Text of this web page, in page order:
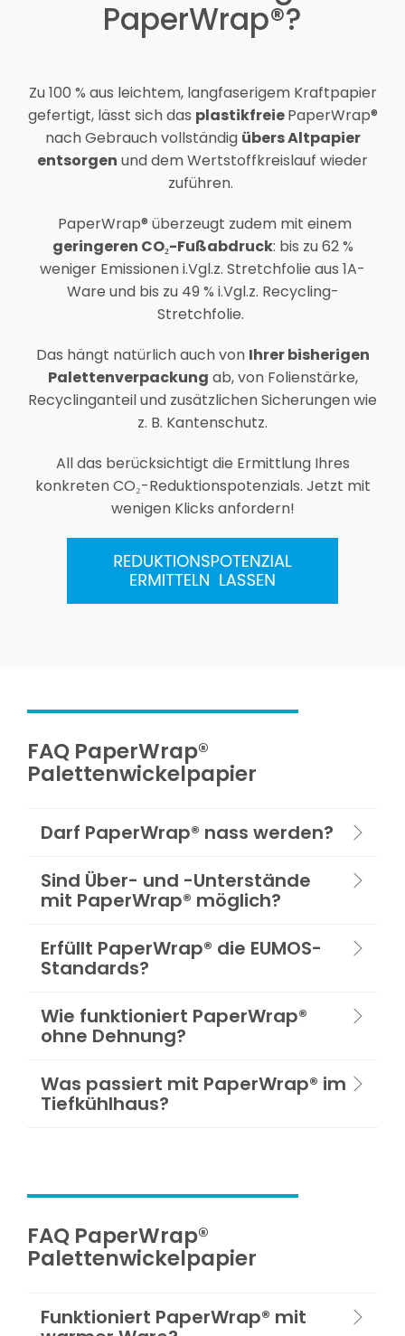
PaperWrap®?
Zu 100 % aus leichtem, langfaserigem Kraftpapier
gefertigt, lässt sich das plastikfreiePaperWrap®
nach Gebrauch vollständig übers Altpapier
entsorgen und dem Wertstoffkreislauf wieder
zuführen.
PaperWrap® überzeugt zudem mit einem
geringeren CO₂-Fußabdruck: bis zu 62 %
weniger Emissionen i.Vgl.z. Stretchfolie aus 1A-
Ware und bis zu 49 % i.Vgl.z. Recycling-
Stretchfolie.
Das hängt natürlich auch von Ihrer bisherigen
Palettenverpackung ab, von Folienstärke,
Recyclinganteil und zusätzlichen Sicherungen wie
z. B. Kantenschutz.
All das berücksichtigt die Ermittlung Ihres
konkreten CO₂-Reduktionspotenzials. Jetzt mit
wenigen Klicks anfordern!
FAQ PaperWrap®
Palettenwickelpapier
Darf PaperWrap® nass werden?
Sind Über- und -Unterstände
mit PaperWrap® möglich?
Erfüllt PaperWrap® die EUMOS-
Standards?
Wie funktioniert PaperWrap®
ohne Dehnung?
Was passiert mit PaperWrap® im
Tiefkühlhaus?
FAQ PaperWrap®
Palettenwickelpapier
Funktioniert PaperWrap® mit